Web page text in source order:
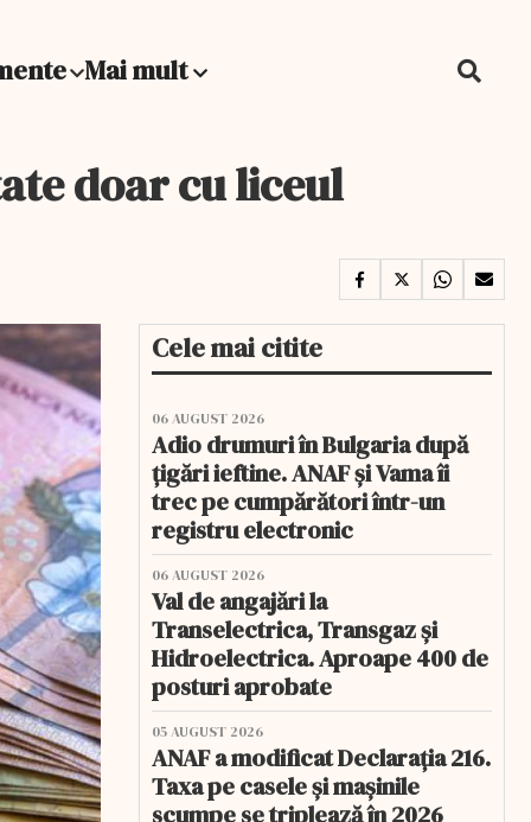
Mai mult
doar cu liceul
Cele mai citite
06 AUGUST 2026
Adio drumuri în Bulgaria după
țigări ieftine. ANAF și Vama îi
trec pe cumpărători într-un
registru electronic
06 AUGUST 2026
Val de angajări la
Transelectrica, Transgaz și
Hidroelectrica. Aproape 400 de
posturi aprobate
05 AUGUST 2026
ANAF a modificat Declarația 216.
Taxa pe casele și mașinile
scumpe se triplează în 2026